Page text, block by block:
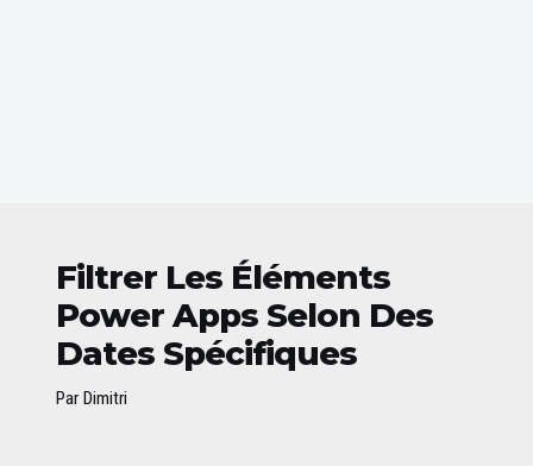
Filtrer Les Éléments
Power Apps Selon Des
Dates Spécifiques
ParDimitri